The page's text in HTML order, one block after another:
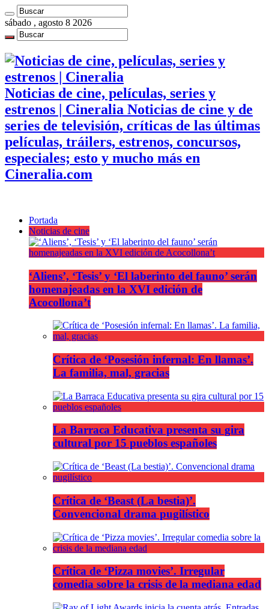
sábado , agosto 8 2026
Noticias de cine, películas, series y
estrenos | Cineralia Noticias de cine y de
series de televisión, críticas de las últimas
películas, tráilers, estrenos, concursos,
especiales; esto y mucho más en
Cineralia.com
Portada
Noticias de cine
‘Aliens’, ‘Tesis’ y ‘El laberinto del fauno’ serán
homenajeadas en la XVI edición de
Acocollona’t
Crítica de ‘Posesión infernal: En llamas’.
La familia, mal, gracias
La Barraca Educativa presenta su gira
cultural por 15 pueblos españoles
Crítica de ‘Beast (La bestia)’.
Convencional drama pugilístico
Crítica de ‘Pizza movies’. Irregular
comedia sobre la crisis de la mediana edad